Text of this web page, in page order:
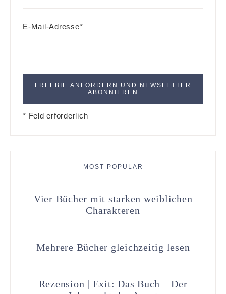
E-Mail-Adresse*
* Feld erforderlich
MOST POPULAR
Vier Bücher mit starken weiblichen
Charakteren
Mehrere Bücher gleichzeitig lesen
Rezension | Exit: Das Buch – Der